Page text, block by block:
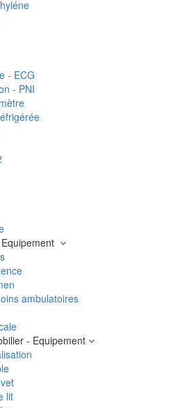
- ECG
- PNI
ambulatoires
- Equipement
lit